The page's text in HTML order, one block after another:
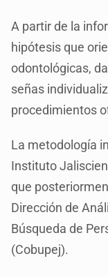
A partir de la
hipótesis que
odontológicas,
señas
procedimientos
La metodología
Instituto
que
Dirección de
Búsqueda de
(Cobupej).